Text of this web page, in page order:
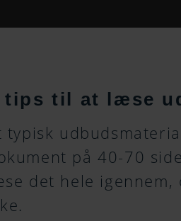
tips til at læse
typisk
på 40-70
det hele